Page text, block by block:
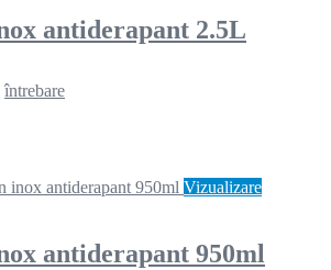
antiderapant 2.5L
întrebare
Vizualizare
antiderapant 950ml